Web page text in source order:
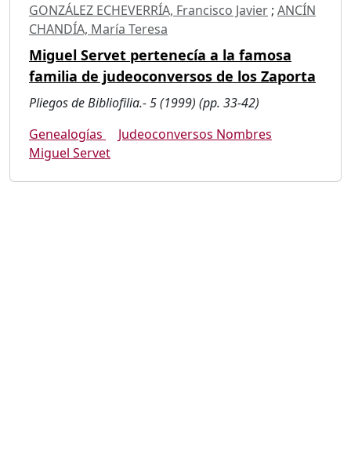
GONZÁLEZ ECHEVERRÍA, Francisco Javier ; ANCÍN
CHANDÍA, María Teresa
Miguel Servet pertenecía a la famosa
familia de judeoconversos de los Zaporta
Pliegos de Bibliofilia.- 5 (1999) (pp. 33-42)
Genealogías
Judeoconversos Nombres
Miguel Servet